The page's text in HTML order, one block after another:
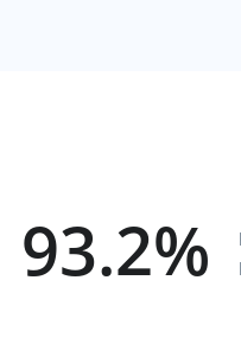
93.2%